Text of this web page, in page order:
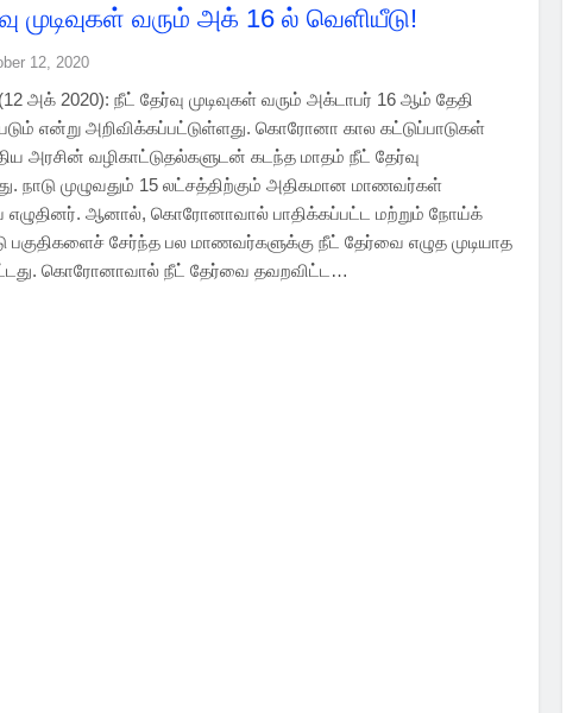
முடிவுகள் வரும் அக் 16 ல் வெளியீடு!
12, 2020
(12 அக் 2020): நீட் தேர்வு முடிவுகள் வரும் அக்டாபர் 16 ஆம் தேதி
என்று அறிவிக்கப்பட்டுள்ளது. கொரோனா கால கட்டுப்பாடுகள்
அரசின் வழிகாட்டுதல்களுடன் கடந்த மாதம் நீட் தேர்வு
நாடு முழுவதும் 15 லட்சத்திற்கும் அதிகமான மாணவர்கள்
ஆனால், கொரோனாவால் பாதிக்கப்பட்ட மற்றும் நோய்க்
பகுதிகளைச் சேர்ந்த பல மாணவர்களுக்கு நீட் தேர்வை எழுத முடியாத
கொரோனாவால் நீட் தேர்வை தவறவிட்ட…